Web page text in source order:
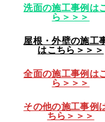
洗面の施工事例は
ら＞＞＞
屋根・外壁の施工
はこちら＞＞＞
全面の施工事例は
ら＞＞＞
その他の施工事例
ちら＞＞＞